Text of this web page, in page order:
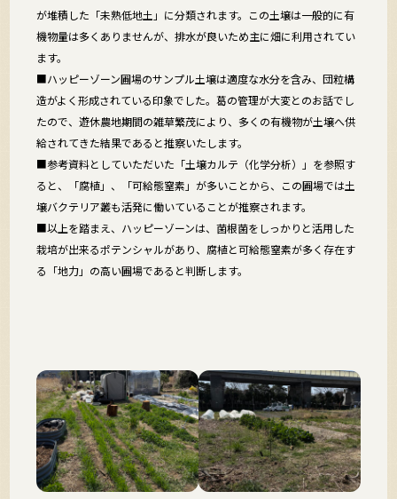
が堆積した「未熟低地土」に分類されます。この土壌は一般的に有
機物量は多くありませんが、排水が良いため主に畑に利用されてい
ます。
■ハッピーゾーン圃場のサンプル土壌は適度な水分を含み、団粒構
造がよく形成されている印象でした。葛の管理が大変とのお話でし
たので、遊休農地期間の雑草繁茂により、多くの有機物が土壌へ供
給されてきた結果であると推察いたします。
■参考資料としていただいた「土壌カルテ（化学分析）」を参照す
ると、「腐植」、「可給態窒素」が多いことから、この圃場では土
壌バクテリア叢も活発に働いていることが推察されます。
■以上を踏まえ、ハッピーゾーンは、菌根菌をしっかりと活用した
栽培が出来るポテンシャルがあり、腐植と可給態窒素が多く存在す
る「地力」の高い圃場であると判断します。